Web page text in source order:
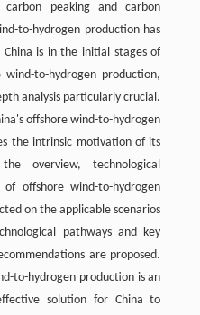
peaking and carbon
to-hydrogen production has
is in the initial stages of
to-hydrogen production,
analysis particularly crucial.
offshore wind-to-hydrogen
the intrinsic motivation of its
overview, technological
offshore wind-to-hydrogen
on the applicable scenarios
pathways and key
are proposed.
to-hydrogen production is an
solution for China to